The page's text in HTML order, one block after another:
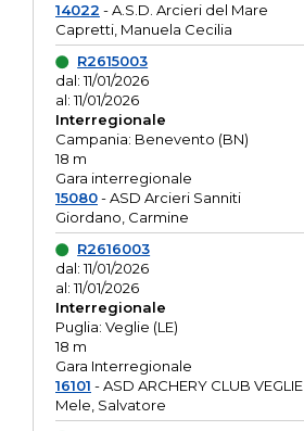
14022 - A.S.D. Arcieri del Mare
Capretti, Manuela Cecilia
R2615003
dal: 11/01/2026
al: 11/01/2026
Interregionale
Campania: Benevento (BN)
18 m
Gara interregionale
15080- ASD Arcieri Sanniti
Giordano, Carmine
R2616003
dal: 11/01/2026
al: 11/01/2026
Interregionale
Puglia: Veglie (LE)
18 m
Gara Interregionale
16101 - ASD ARCHERY CLUB VEGLIE
Mele, Salvatore